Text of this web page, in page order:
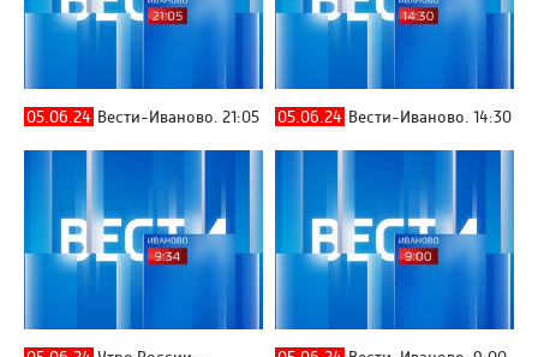
05.06.24 Вести-Иваново. 21:05 05.06.24 Вести-Иваново. 14:30